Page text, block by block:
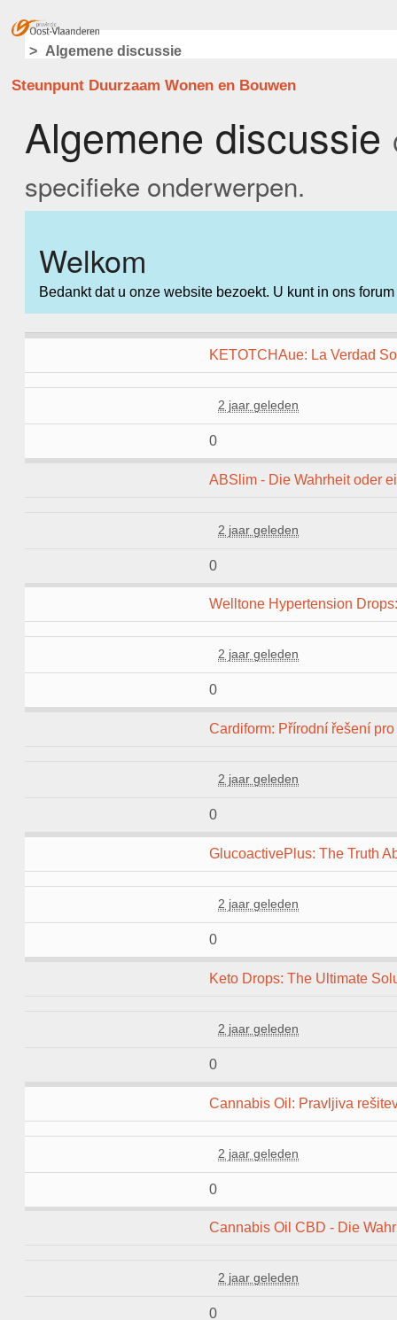
Overslaan en naar de inhoud gaan
Steunpunt Duurzaam Wonen en Bouwen
Algemene discussie
Algemene discussie
specifieke onderwerpen.
Welkom
Bedankt dat u onze website bezoekt. U kunt in ons
KETOTCHAue: La Verdad
2 jaar geleden
0
ABSlim - Die Wahrheit oder
2 jaar geleden
0
Welltone Hypertension
2 jaar geleden
0
Cardiform: Přírodní řešení
2 jaar geleden
0
GlucoactivePlus: The Truth
2 jaar geleden
0
Keto Drops: The Ultimate
2 jaar geleden
0
Cannabis Oil: Pravljiva
2 jaar geleden
0
Cannabis Oil CBD - Die
2 jaar geleden
0